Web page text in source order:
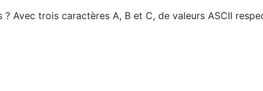
Avec trois caractères A, B et C, de valeurs ASCII